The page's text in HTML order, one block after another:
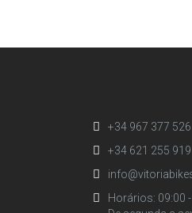
+34 967 377 526
+34 621 255 919
Horários: 09:00